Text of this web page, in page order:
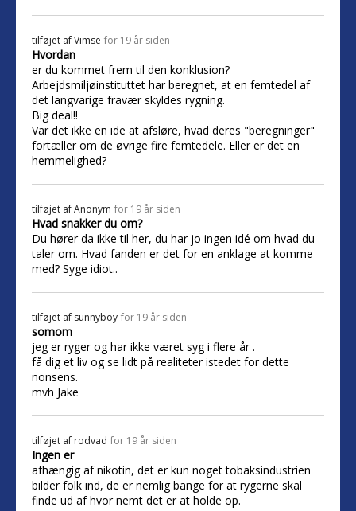
tilføjet afVimse for 19 år siden
Hvordan
er du kommet frem til den konklusion?
Arbejdsmiljøinstituttet har beregnet, at en femtedel af
det langvarige fravær skyldes rygning.
Big deal!!
Var det ikke en ide at afsløre, hvad deres "beregninger"
fortæller om de øvrige fire femtedele. Eller er det en
hemmelighed?
tilføjet afAnonym for 19 år siden
Hvad snakker du om?
Du hører da ikke til her, du har jo ingen idé om hvad du
taler om. Hvad fanden er det for en anklage at komme
med? Syge idiot..
tilføjet af sunnyboy for 19 år siden
somom
jeg er ryger og har ikke været syg i flere år .
få dig et liv og se lidt på realiteter istedet for dette
nonsens.
mvh Jake
tilføjet af rodvad for 19 år siden
Ingen er
afhængig af nikotin, det er kun noget tobaksindustrien
bilder folk ind, de er nemlig bange for at rygerne skal
finde ud af hvor nemt det er at holde op.